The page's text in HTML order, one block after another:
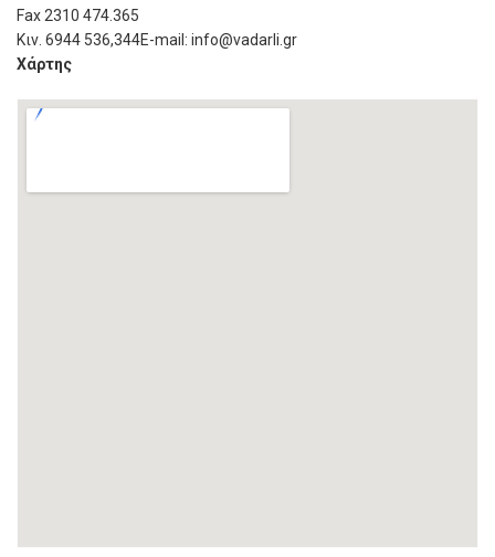
Fax 2310 474.365
Κιν. 6944 536,344E-mail: info@vadarli.gr
Χάρτης